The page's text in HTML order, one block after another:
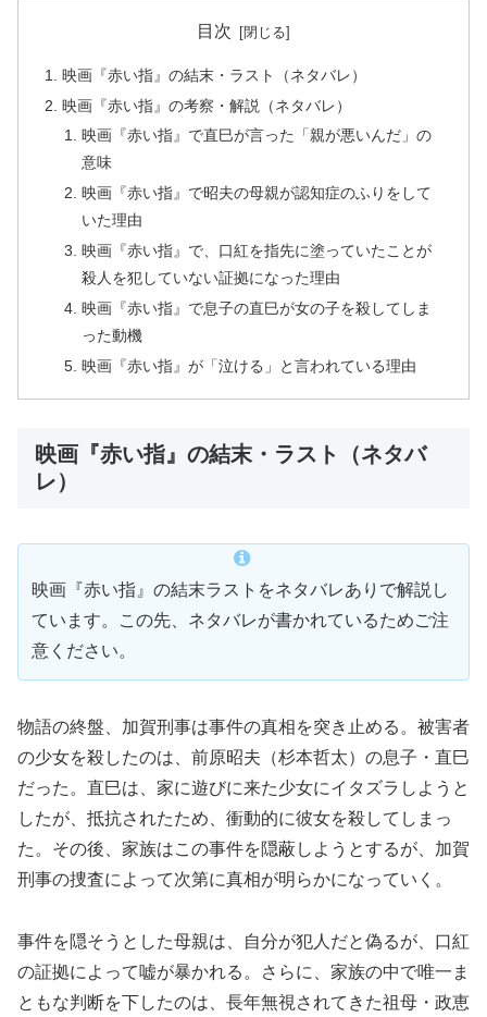
目次
映画『赤い指』の結末・ラスト（ネタバレ）
映画『赤い指』の考察・解説（ネタバレ）
映画『赤い指』で直巳が言った「親が悪いんだ」の
意味
映画『赤い指』で昭夫の母親が認知症のふりをして
いた理由
映画『赤い指』で、口紅を指先に塗っていたことが
殺人を犯していない証拠になった理由
映画『赤い指』で息子の直巳が女の子を殺してしま
った動機
映画『赤い指』が「泣ける」と言われている理由
映画『赤い指』の結末・ラスト（ネタバ
レ）
映画『赤い指』の結末ラストをネタバレありで解説し
ています。この先、ネタバレが書かれているためご注
意ください。
物語の終盤、加賀刑事は事件の真相を突き止める。被害者
の少女を殺したのは、前原昭夫（杉本哲太）の息子・直巳
だった。直巳は、家に遊びに来た少女にイタズラしようと
したが、抵抗されたため、衝動的に彼女を殺してしまっ
た。その後、家族はこの事件を隠蔽しようとするが、加賀
刑事の捜査によって次第に真相が明らかになっていく。
事件を隠そうとした母親は、自分が犯人だと偽るが、口紅
の証拠によって嘘が暴かれる。さらに、家族の中で唯一ま
ともな判断を下したのは、長年無視されてきた祖母・政恵